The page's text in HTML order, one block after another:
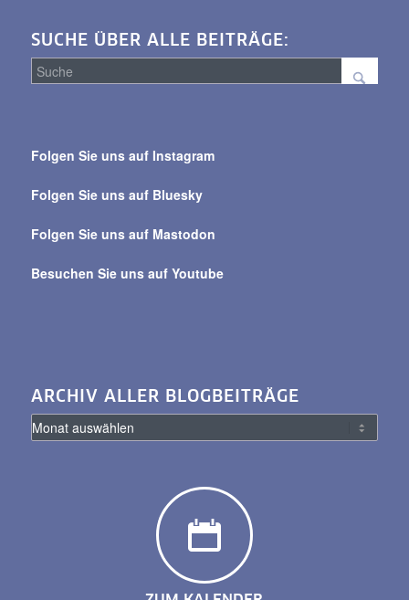
SUCHE ÜBER ALLE BEITRÄGE:
alle
Folgen Sie uns auf Instagram
Folgen Sie uns auf Bluesky
Folgen Sie uns auf Mastodon
Besuchen Sie uns auf Youtube
ARCHIV ALLER BLOGBEITRÄGE